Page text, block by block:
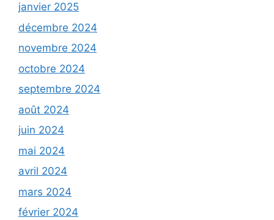
janvier 2025
décembre 2024
novembre 2024
octobre 2024
septembre 2024
août 2024
juin 2024
mai 2024
avril 2024
mars 2024
février 2024